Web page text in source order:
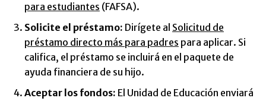
para estudiantes (FAFSA).
Solicite el préstamo: Dirígete al Solicitud de
préstamo directo más para padres para aplicar. Si
califica, el préstamo se incluirá en el paquete de
ayuda financiera de su hijo.
Aceptar los fondos: El Unidad de Educación enviará